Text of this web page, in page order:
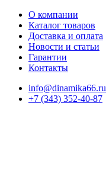
О компании
Каталог товаров
Доставка и оплата
Новости и статьи
Гарантии
Контакты
info@dinamika66.ru
+7 (343) 352-40-87